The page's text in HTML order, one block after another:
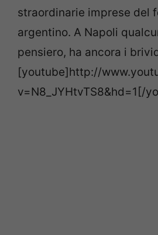
straordinarie imprese del
argentino. A Napoli
pensiero, ha ancora i
[youtube]http://
v=N8_JYHtvTS8&hd=1[/